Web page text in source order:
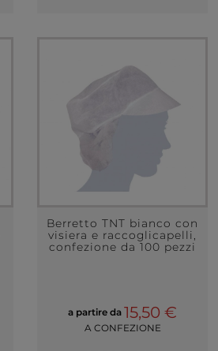
Berretto TNT bianco con
visiera e raccoglicapelli,
confezione da 100 pezzi
a partire da 15,50 €
A CONFEZIONE